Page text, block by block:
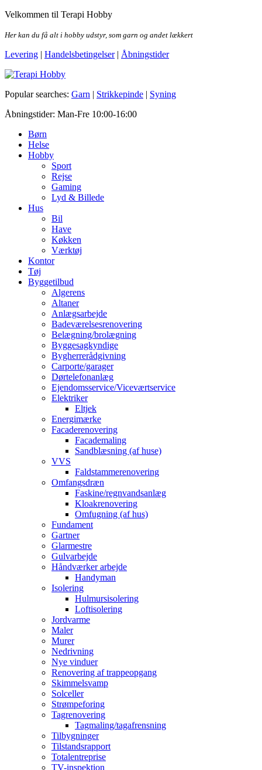
Skip
the
Velkommen til Terapi Hobby
Her kan du få alt i hobby udstyr, som garn og andet lækkert
Levering | Handelsbetingelser| Åbningstider
Terapi Hobby
Popular searches: Garn | Strikkepinde | Syning
Åbningstider: Man-Fre 10:00-16:00
Børn
Helse
Hobby
Sport
Rejse
Gaming
Lyd & Billede
Hus
Bil
Have
Køkken
Værktøj
Kontor
Tøj
Byggetilbud
Algerens
Altaner
Anlægsarbejde
Badeværelsesrenovering
Belægning/brolægning
Byggesagkyndige
Bygherrerådgivning
Carporte/garager
Dørtelefonanlæg
Ejendomsservice/Viceværtservice
Elektriker
Eltjek
Energimærke
Facaderenovering
Facademaling
Sandblæsning (af huse)
VVS
Faldstammerenovering
Omfangsdræn
Faskine/regnvandsanlæg
Kloakrenovering
Omfugning (af hus)
Fundament
Gartner
Glarmestre
Gulvarbejde
Håndværker arbejde
Handyman
Isolering
Hulmursisolering
Loftisolering
Jordvarme
Maler
Murer
Nedrivning
Nye vinduer
Renovering af trappeopgang
Skimmelsvamp
Solceller
Strømpeforing
Tagrenovering
Tagmaling/tagafrensning
Tilbygninger
Tilstandsrapport
Totalentreprise
TV-inspektion